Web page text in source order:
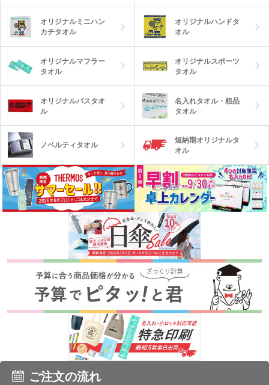
オリジナルミニハン
カチタオル
オリジナルハンドタ
オル
オリジナルマフラー
タオル
オリジナルスポーツ
タオル
オリジナルバスタオ
ル
名入れタオル・粗品
タオル
ノベルティタオル
短納期オリジナルタ
オル
ご注文の流れ